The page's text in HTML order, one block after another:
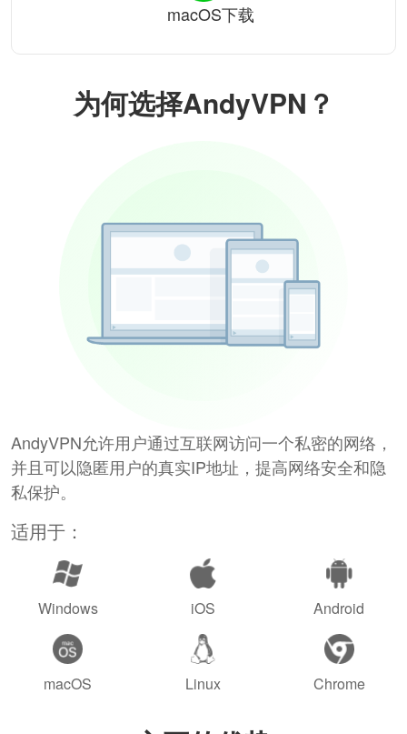
为何选择AndyVPN？
AndyVPN允许用户通过互联网访问一个私密的网络，
并且可以隐匿用户的真实IP地址，提高网络安全和隐
私保护。
适用于：
Windows iOS Android
macOS Linux Chrome
macOS下载